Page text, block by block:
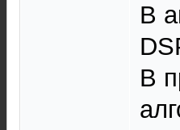
В
В